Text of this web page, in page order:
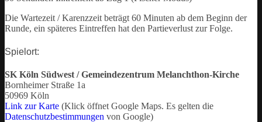
Die Wartezeit / Karenzzeit beträgt 60 Minuten ab dem Beginn der
Runde, ein späteres Eintreffen hat den Partieverlust zur Folge.
Spielort:
SK Köln Südwest / Gemeindezentrum Melanchthon-Kirche
Bornheimer Straße 1a
50969 Köln
Link zur Karte (Klick öffnet Google Maps. Es gelten die
Datenschutzbestimmungen von Google)